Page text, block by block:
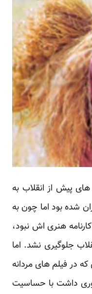
پیش از انقلاب به
شده بود اما چون به
هنری اش نبود،
جلوگیری نشد. اما
در فیلم های مردانه
داشت با حساسیت